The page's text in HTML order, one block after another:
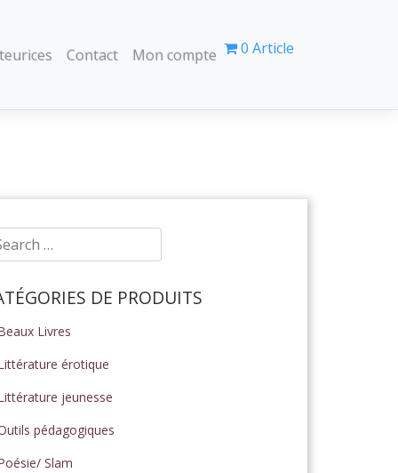
Contact Mon compte 0 Article
DE PRODUITS
Livres
érotique
jeunesse
pédagogiques
Slam